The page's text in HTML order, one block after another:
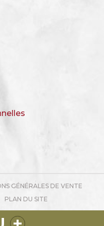
GÉNÉRALES DE VENTE
PLAN DU SITE